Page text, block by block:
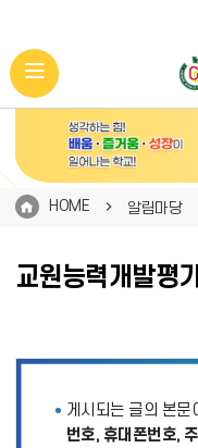
HOME 알림마당
교원능력개발평
게시되는 글의 본문
번호, 휴대폰번호,